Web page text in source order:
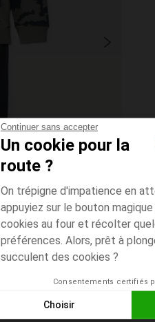
Continuer sans accepter
Un cookie pour la
route ?
On trépigne d'impatience en
appuyiez sur le bouton
cookies au four et récolter
préférences. Alors, prêt à
succulent des cookies ?
Consentements certifiés
Choisir